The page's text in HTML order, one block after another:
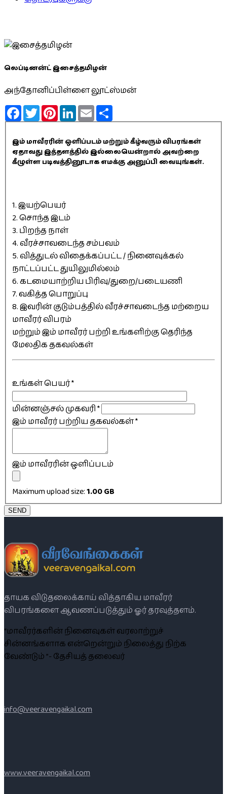
லெப்டினன்ட் இசைத்தமிழன்
அந்தோனிப்பிள்ளை லூட்ஸ்மன்
FacebookTwitterPinterestLinkedInEmail
இம் மாவீரரின் ஒளிப்படம் மற்றும் கீழ்வரும் விபரங்கள்
ஏதாவது இத்தளத்தில் இல்லையென்றால் அவற்றை
கீழுள்ள படிவத்தினூடாக எமக்கு அனுப்பி வையுங்கள்.
1. இயற்பெயர்
2. சொந்த இடம்
3. பிறந்த நாள்
4. வீரச்சாவடைந்த சம்பவம்
5. வித்துடல் விதைக்கப்பட்ட / நினைவுக்கல்
நாட்டப்பட்ட துயிலுமில்லம்
6. கடமையாற்றிய பிரிவு/துறை/படையணி
7. வகித்த பொறுப்பு
8. இவரின் குடும்பத்தில் வீரச்சாவடைந்த மற்றைய
மாவீரர் விபரம்
மற்றும் இம் மாவீரர் பற்றி உங்களிற்கு தெரிந்த
மேலதிக தகவல்கள்
உங்கள் பெயர்*
மின்னஞ்சல் முகவரி*
இம் மாவீரர் பற்றிய தகவல்கள்*
இம் மாவீரரின் ஒளிப்படம்
Maximum upload size:1.00 GB
SEND
தாயக விடுதலைக்காய் வித்தாகிய மாவீரர்
விபரங்களை ஆவணப்படுத்தும் ஓர் தரவுத்தளம்.
“மாவீரர்களின் நினைவுகள் வரலாற்றுச்
சின்னங்களாக என்றென்றும் நிலைத்து நிற்க
வேண்டும் ”- தேசியத் தலைவர்
info@veeravengaikal.com
www.veeravengaikal.com